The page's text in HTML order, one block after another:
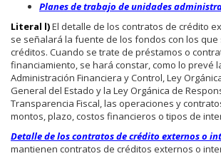
Planes de trabajo de unidades
Literal l)El detalle de los contratos de crédito
se señalará la fuente de los fondos con los
créditos. Cuando se trate de préstamos o
financiamiento, se hará constar, como lo prevé
Administración Financiera y Control, Ley
General del Estado y la Ley Orgánica de
Transparencia Fiscal, las operaciones y
montos, plazo, costos financieros o tipos de
Detalle de los contratos de crédito externos o
mantienen contratos de créditos externos o